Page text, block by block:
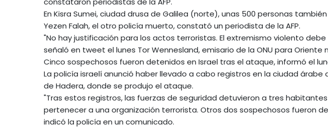
En Kisra Sumei, ciudad drusa de Galilea (norte), unas 500 personas
Yezen Falah, el otro policía muerto, constató un periodista de la AFP.
"No hay justificación para los actos terroristas. El extremismo violento
señaló en tweet el lunes Tor Wennesland, emisario de la ONU para Oriente
Cinco sospechosos fueron detenidos en Israel tras el ataque, informó el
La policía israelí anunció haber llevado a cabo registros en la ciudad árabe
de Hadera, donde se produjo el ataque.
"Tras estos registros, las fuerzas de seguridad detuvieron a tres
pertenecer a una organización terrorista. Otros dos sospechosos fueron
indicó la policía en un comunicado.